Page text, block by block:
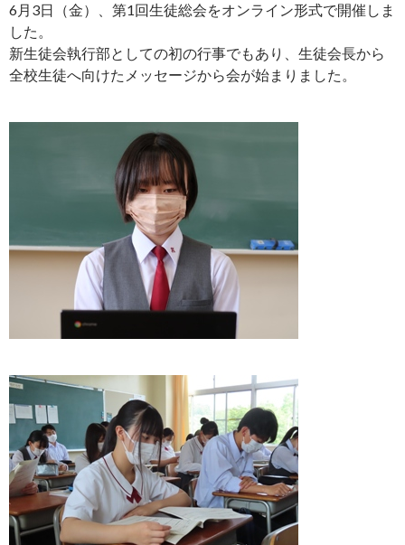
6月3日（金）、第1回生徒総会をオンライン形式で開催しま
した。
新生徒会執行部としての初の行事でもあり、生徒会長から
全校生徒へ向けたメッセージから会が始まりました。